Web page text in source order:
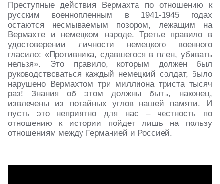
Преступные действия Вермахта по отношению к
русским военнопленным в 1941-1945 годах
остаются несмываемым позором, лежащим на
Вермахте и немецком народе. Третье правило в
удостоверении личности немецкого военного
гласило: «Противника, сдавшегося в плен, убивать
нельзя». Это правило, которым должен был
руководствоваться каждый немецкий солдат, было
нарушено Вермахтом три миллиона триста тысяч
раз! Знания об этом должны быть, наконец,
извлечены из потайных углов нашей памяти. И
пусть это неприятно для нас – честность по
отношению к истории пойдет лишь на пользу
отношениям между Германией и Россией.